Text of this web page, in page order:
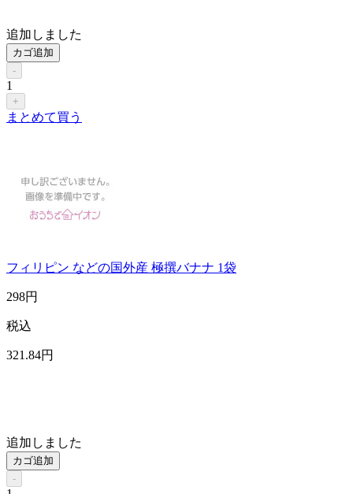
追加しました
カゴ追加
-
1
+
まとめて買う
フィリピン などの国外産 極撰バナナ 1袋
298円
税込
321 .84円
追加しました
カゴ追加
-